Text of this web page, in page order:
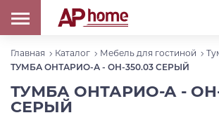
Главная Каталог Мебель для гостиной
ТУМБА ОНТАРИО-А - ОН-350.03 СЕРЫЙ
ТУМБА ОНТАРИО-А - ОН-
СЕРЫЙ